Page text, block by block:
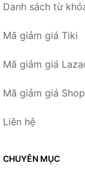
Danh sách từ
Mã giảm giá Tiki
Mã giảm giá
Mã giảm giá
Liên hệ
CHUYÊN MỤC